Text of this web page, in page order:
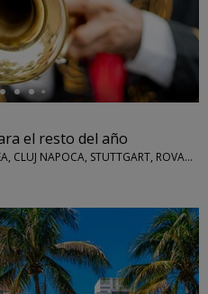
el resto del año
VARIAS AEROLÍNEAS • NADOR, BASILEA, CLUJ NAPOCA, STUTTGART, ROVANIEMI Y MÁS